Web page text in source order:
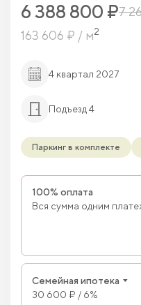
6 388 800 ₽7
163 606 ₽ / м2
4 квартал 2027
Подъезд 4
Паркинг в комплекте
100% оплата
Вся сумма одним
Семейная ипотека
30 600 ₽ / 6%